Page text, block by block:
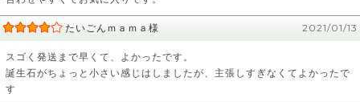
たいごんｍａｍａ様 2021/01/13
スゴく発送まで早くて、よかったです。
誕生石がちょっと小さい感じはしましたが、主張しすぎなくてよかったで
す